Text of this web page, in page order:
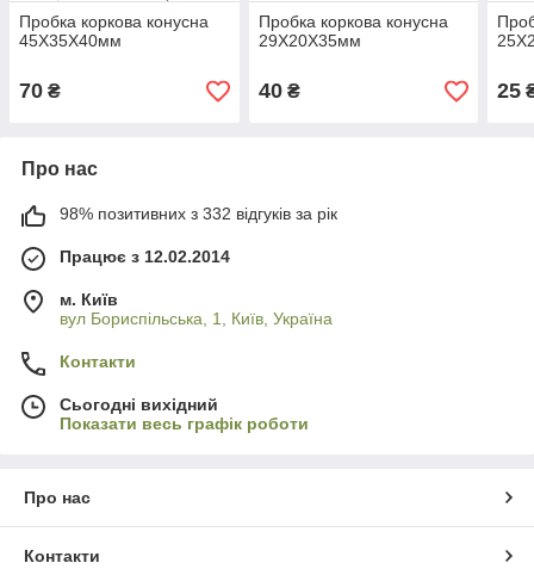
Пробка коркова конусна
45Х35Х40мм
70 ₴
Пробка коркова конусна
29Х20Х35мм
40₴ 25
Про нас
98% позитивних з 332 відгуків за рік
Працює з 12.02.2014
м. Київ
вул Бориспільська, 1, Київ, Україна
Контакти
Сьогодні вихідний
Показати весь графік роботи
Про нас
Контакти